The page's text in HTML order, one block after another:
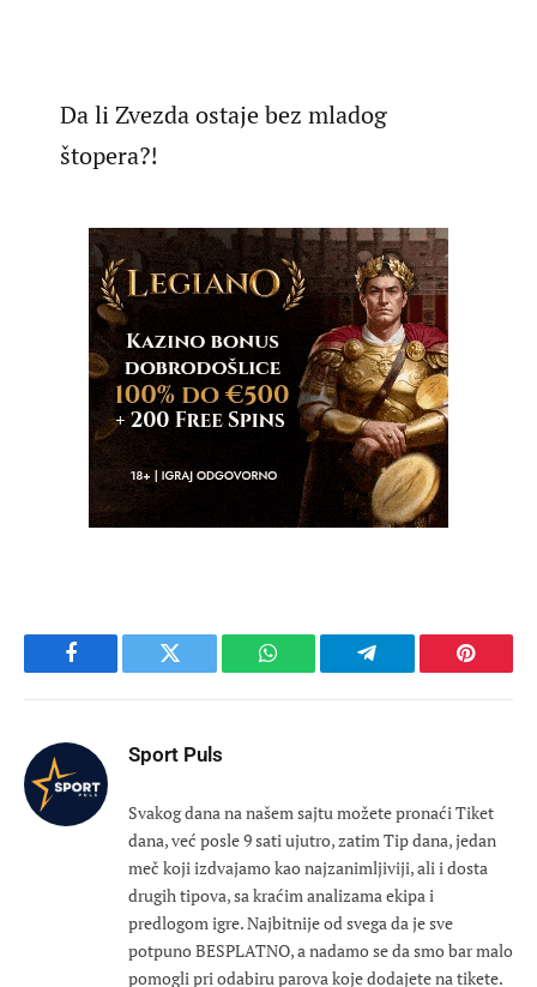
Da li Zvezda ostaje bez mladog
štopera?!
Facebook Twitter WhatsApp Telegram
Sport Puls
Svakog dana na našem sajtu možete pronaći Tiket
dana, već posle 9 sati ujutro, zatim Tip dana, jedan
meč koji izdvajamo kao najzanimljiviji, ali i dosta
drugih tipova, sa kraćim analizama ekipa i
predlogom igre. Najbitnije od svega da je sve
potpuno BESPLATNO, a nadamo se da smo bar malo
pomogli pri odabiru parova koje dodajete na tikete.